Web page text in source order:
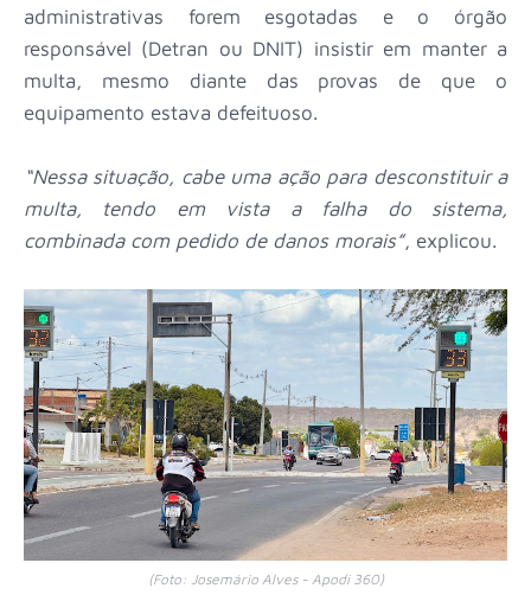
administrativas forem esgotadas e o órgão
responsável (Detran ou DNIT) insistir em manter a
multa, mesmo diante das provas de que o
equipamento estava defeituoso.
“Nessa situação, cabe uma ação para desconstituir a
multa, tendo em vista a falha do sistema,
combinada com pedido de danos morais”, explicou.
(Foto: Josemário Alves - Apodi 360)